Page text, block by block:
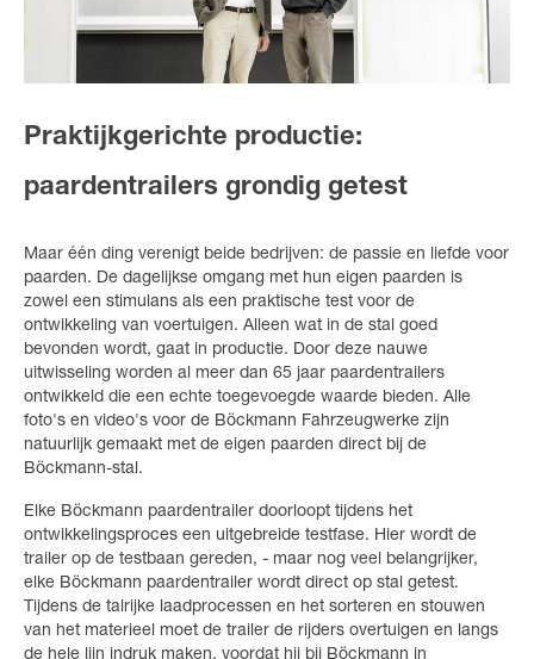
Praktijkgerichte productie:
paardentrailers grondig getest
Maar één ding verenigt beide bedrijven: de passie en liefde voor
paarden. De dagelijkse omgang met hun eigen paarden is
zowel een stimulans als een praktische test voor de
ontwikkeling van voertuigen. Alleen wat in de stal goed
bevonden wordt, gaat in productie. Door deze nauwe
uitwisseling worden al meer dan 65 jaar paardentrailers
ontwikkeld die een echte toegevoegde waarde bieden. Alle
foto's en video's voor de Böckmann Fahrzeugwerke zijn
natuurlijk gemaakt met de eigen paarden direct bij de
Böckmann-stal.
Elke Böckmann paardentrailer doorloopt tijdens het
ontwikkelingsproces een uitgebreide testfase. Hier wordt de
trailer op de testbaan gereden, - maar nog veel belangrijker,
elke Böckmann paardentrailer wordt direct op stal getest.
Tijdens de talrijke laadprocessen en het sorteren en stouwen
van het materieel moet de trailer de rijders overtuigen en langs
de hele lijn indruk maken, voordat hij bij Böckmann in